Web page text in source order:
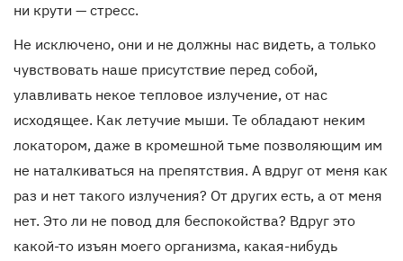
ни крути — стресс.
Не исключено, они и не должны нас видеть, а только
чувствовать наше присутствие перед собой,
улавливать некое тепловое излучение, от нас
исходящее. Как летучие мыши. Те обладают неким
локатором, даже в кромешной тьме позволяющим им
не наталкиваться на препятствия. А вдруг от меня как
раз и нет такого излучения? От других есть, а от меня
нет. Это ли не повод для беспокойства? Вдруг это
какой-то изъян моего организма, какая-нибудь